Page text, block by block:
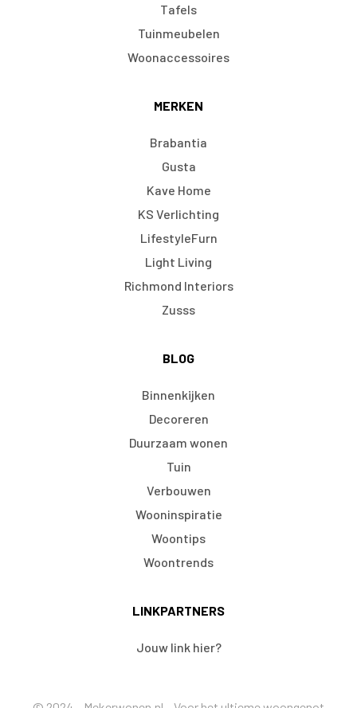
Tafels
Tuinmeubelen
Woonaccessoires
MERKEN
Brabantia
Gusta
Kave Home
KS Verlichting
LifestyleFurn
Light Living
Richmond Interiors
Zusss
BLOG
Binnenkijken
Decoreren
Duurzaam wonen
Tuin
Verbouwen
Wooninspiratie
Woontips
Woontrends
LINKPARTNERS
Jouw link hier?